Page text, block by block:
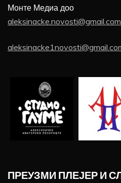
Монте Медиа доо
aleksinacke.novosti@gmail.com
ПРЕУЗМИ ПЛЕЈЕР И